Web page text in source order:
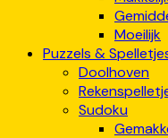
Moeilijk
Puzzels &
Doolhoven
Sudoku